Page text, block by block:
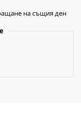
на същия ден